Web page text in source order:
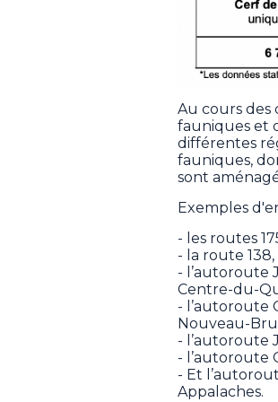
Au cours des
fauniques et
différentes
fauniques,
sont
Exemples
- les routes
- la route
- l’autoroute
Centre-du-
- l’autoroute
Nouveau-
- l’autoroute
- l’autoroute
- Et
Appalaches.